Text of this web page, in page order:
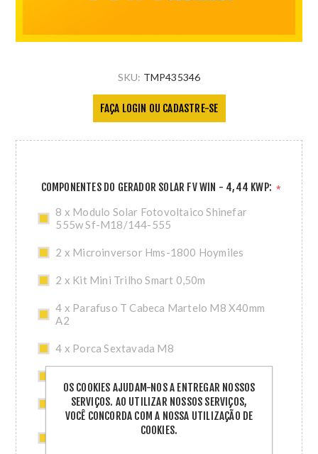
SKU: TMP435346
FAÇA LOGIN OU CADASTRE-SE
COMPONENTES DO GERADOR SOLAR FV WIN - 4,44 KWP: *
8 x Modulo Solar Fotovoltaico Shinefar
555w Sf-M18/144-555
2 x Microinversor Hms-1800 Hoymiles
2 x Kit Mini Trilho Smart 0,50m
4 x Parafuso T Cabeca Martelo M8 X40mm
A2
4 x Porca Sextavada M8
1 x Tampa Final Femea Hoymiles - Ca (Hms)
1 x Dtu-Lite S(Wifi)- Sistema de
OS COOKIES AJUDAM-NOS A ENTREGAR NOSSOS
SERVIÇOS. AO UTILIZAR NOSSOS SERVIÇOS,
VOCÊ CONCORDA COM A NOSSA UTILIZAÇÃO DE
COOKIES.